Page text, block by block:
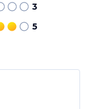
3
5